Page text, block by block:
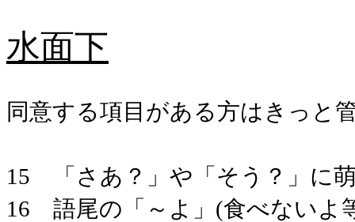
水面下
同意する項目がある方はきっと
15 「さあ？」や「そう？」に
16 語尾の「～よ」(食べないよ